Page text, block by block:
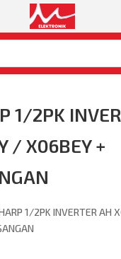
1/2PK
/ X06BEY +
1/2PK INVERTER AH